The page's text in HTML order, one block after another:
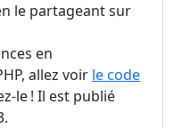
le partageant sur
en
allez voir le code
le ! Il est publié